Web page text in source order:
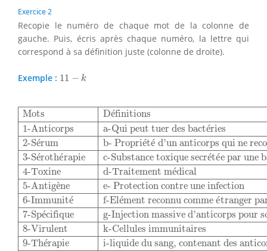
Exercice 2
Recopie le numéro de chaque mot de la colonne de
gauche. Puis, écris après chaque numéro, la lettre qui
correspond à sa définition juste (colonne de droite).
Exemple : 11 − k
11 k
Mots Définitions
1-Anticorps
a-Qui peut tuer des bactéries
2-Sérum b- Propriété d’un anticorps qui ne
3-Sérothérapie c-Substance toxique secrétée par une
4-Toxine
d-Traitement médical
5-Antigène
e- Protection contre une infection
6-Immunité f-Elément reconnu comme étranger
7-Spécifique
g-Injection massive d’anticorps pour
8-Virulent
k-Cellules immunitaires
9-Thérapie
i-liquide du sang, contenant des
MotsDéfinitions1-Anticorpsa-Qui peut tuer des